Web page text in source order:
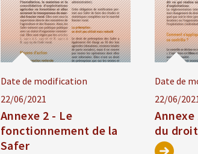
Date de modification
22/06/2021
Annexe 2 - Le
fonctionnement de la
Safer
Date de
22/06/
du